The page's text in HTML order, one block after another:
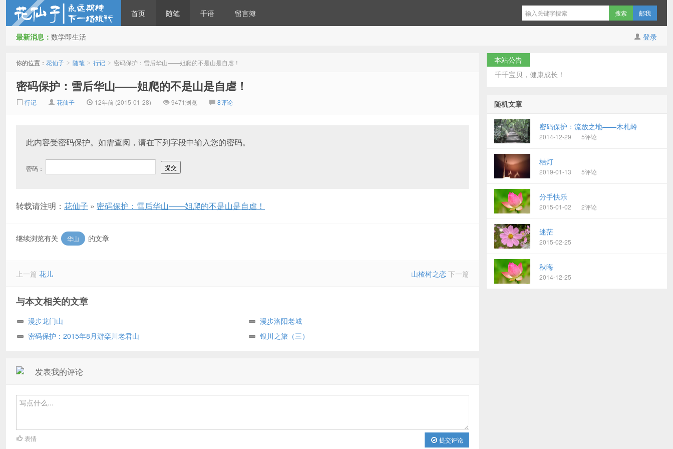
首页 随笔 千语 留言簿 邮我
登录
最新消息： 数学即生活
你的位置： 花仙子 > 随笔 > 行记 > 密码保护：雪后华山——姐爬的不是山是自虐！
密码保护：雪后华山——姐爬的不是山是自虐！
行记 花仙子 12年前 (2015-01-28) 9471浏览 8评论
此内容受密码保护。如需查阅，请在下列字段中输入您的密码。
密码：
转载请注明： 花仙子 » 密码保护：雪后华山——姐爬的不是山是自虐！
继续浏览有关 华山 的文章
上一篇 花儿 山楂树之恋 下一篇
与本文相关的文章
漫步龙门山
漫步洛阳老城
密码保护：2015年8月游栾川老君山
银川之旅（三）
发表我的评论
提交评论
表情
本站公告
千千宝贝，健康成长！
随机文章
密码保护：流放之地——木札岭
2014-12-29 5评论
桔灯
2019-01-13 5评论
分手快乐
2015-01-02 2评论
迷茫
2015-02-25
秋晦
2014-12-25